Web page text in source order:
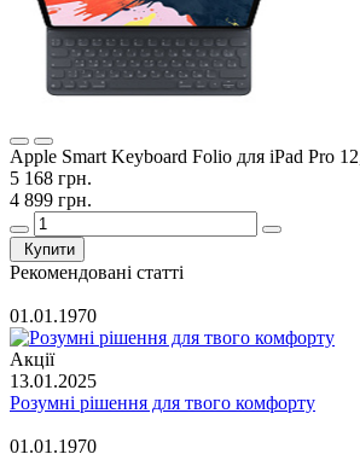
Apple Smart Keyboard Folio для iPad Pro
5 168 грн.
4 899 грн.
Купити
Рекомендовані статті
01.01.1970
Акції
13.01.2025
Розумні рішення для твого комфорту
01.01.1970